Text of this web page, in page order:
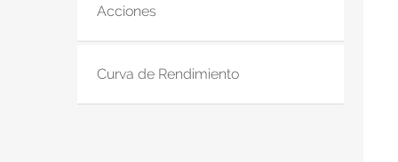
Acciones
Curva de Rendimiento